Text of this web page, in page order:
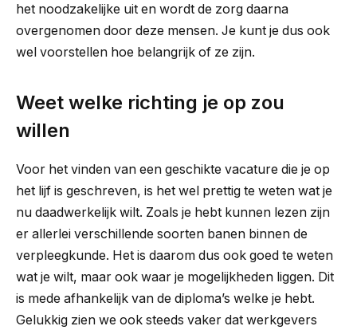
het noodzakelijke uit en wordt de zorg daarna
overgenomen door deze mensen. Je kunt je dus ook
wel voorstellen hoe belangrijk of ze zijn.
Weet welke richting je op zou
willen
Voor het vinden van een geschikte vacature die je op
het lijf is geschreven, is het wel prettig te weten wat je
nu daadwerkelijk wilt. Zoals je hebt kunnen lezen zijn
er allerlei verschillende soorten banen binnen de
verpleegkunde. Het is daarom dus ook goed te weten
wat je wilt, maar ook waar je mogelijkheden liggen. Dit
is mede afhankelijk van de diploma’s welke je hebt.
Gelukkig zien we ook steeds vaker dat werkgevers